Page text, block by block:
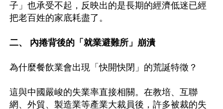
子」也承受不起，反映出的是長期的經濟低迷已經
把老百姓的家底耗盡了。
二、 內捲背後的「就業避難所」崩潰
為什麼餐飲業會出現「快開快閉」的荒誕特徵？
這與中國嚴峻的失業率直接相關。在教培、互聯
網、外貿、製造業等產業大裁員後，許多被裁的失